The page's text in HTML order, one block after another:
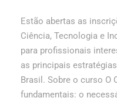
Estão abertas as
Ciência, Tecnologia e
para profissionais
as principais
Brasil. Sobre o curso O
fundamentais: o